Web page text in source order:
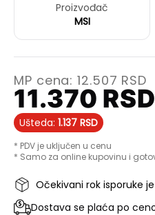
Proizvođač
MSI
MP cena:12.507 RSD
11.370 RSD
Ušteda: 1.137 RSD
* PDV je uključen u cenu
* Samo za online kupovinu i
Očekivani rok isporuke
Dostava se plaća po